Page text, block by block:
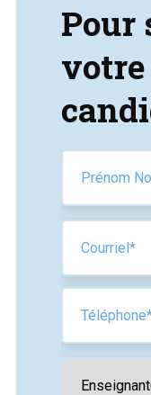
Pour
votre